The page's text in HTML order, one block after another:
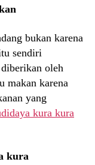
bukan karena
sendiri
oleh
makan karena
yang
kura kura
kura